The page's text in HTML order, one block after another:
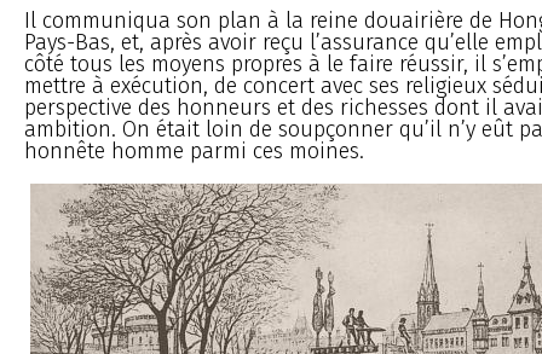
Il communiqua son plan à la reine douairière de
Pays-Bas, et, après avoir reçu l’assurance qu’elle
côté tous les moyens propres à le faire réussir, il
mettre à exécution, de concert avec ses religieux
perspective des honneurs et des richesses dont il
ambition. On était loin de soupçonner qu’il n’y eût
honnête homme parmi ces moines.